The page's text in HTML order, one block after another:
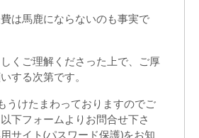
は馬鹿にならないのも事実で
くご理解くださった上で、ご厚
する次第です。
うけたまわっておりますのでご
下フォームよりお問合せ下さ
サイト(パスワード保護)をお知